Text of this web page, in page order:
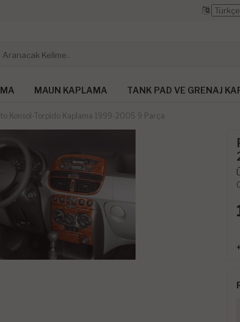
MAUN KAPLAMA TANK PAD VE GRENAJ
Konsol-Torpido Kaplama 1999-2005 9 Parça
+